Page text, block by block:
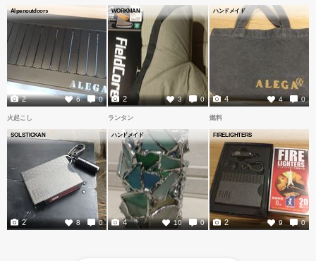
Alpenoutdoors
6 0
2
WORKMAN
3 0
2
ハンドメイド
4 0
4
火起こし
SOLSTICKAN
8 0
2
ランタン
ハンドメイド
10 0
4
燃料
FIRELIGHTERS
9 0
2